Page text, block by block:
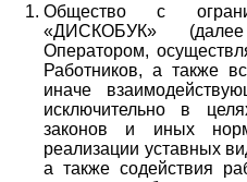
Общество с
«ДИСКОБУК»
Оператором,
Работников, а также
иначе
исключительно в
законов и иных
реализации уставных
а также содействия